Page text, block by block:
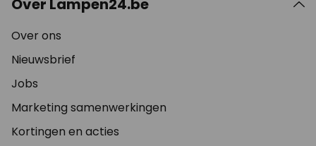
Over ons
Nieuwsbrief
Jobs
Marketing samenwerkingen
Kortingen en acties